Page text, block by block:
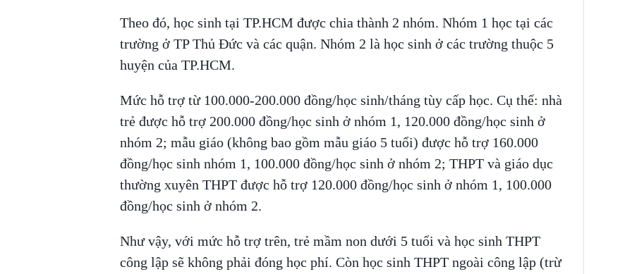
Theo đó, học sinh tại TP.HCM được chia thành 2 nhóm. Nhóm 1 học tại các
trường ở TP Thủ Đức và các quận. Nhóm 2 là học sinh ở các trường thuộc 5
huyện của TP.HCM.
Mức hỗ trợ từ 100.000-200.000 đồng/học sinh/tháng tùy cấp học. Cụ thể: nhà
trẻ được hỗ trợ 200.000 đồng/học sinh ở nhóm 1, 120.000 đồng/học sinh ở
nhóm 2; mẫu giáo (không bao gồm mẫu giáo 5 tuổi) được hỗ trợ 160.000
đồng/học sinh nhóm 1, 100.000 đồng/học sinh ở nhóm 2; THPT và giáo dục
thường xuyên THPT được hỗ trợ 120.000 đồng/học sinh ở nhóm 1, 100.000
đồng/học sinh ở nhóm 2.
Như vậy, với mức hỗ trợ trên, trẻ mầm non dưới 5 tuổi và học sinh THPT
công lập sẽ không phải đóng học phí. Còn học sinh THPT ngoài công lập (trừ